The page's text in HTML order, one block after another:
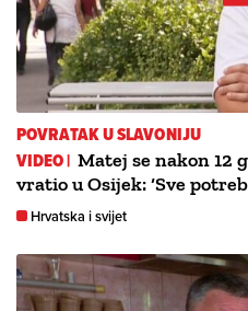
POVRATAK U SLAVONIJU
VIDEO | Matej se nakon 12
vratio u Osijek: ‘Sve
Hrvatska i svijet